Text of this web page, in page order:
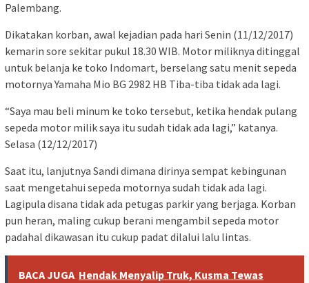
Palembang.
Dikatakan korban, awal kejadian pada hari Senin (11/12/2017)
kemarin sore sekitar pukul 18.30 WIB. Motor miliknya ditinggal
untuk belanja ke toko Indomart, berselang satu menit sepeda
motornya Yamaha Mio BG 2982 HB Tiba-tiba tidak ada lagi.
“Saya mau beli minum ke toko tersebut, ketika hendak pulang
sepeda motor milik saya itu sudah tidak ada lagi,” katanya.
Selasa (12/12/2017)
Saat itu, lanjutnya Sandi dimana dirinya sempat kebingunan
saat mengetahui sepeda motornya sudah tidak ada lagi.
Lagipula disana tidak ada petugas parkir yang berjaga. Korban
pun heran, maling cukup berani mengambil sepeda motor
padahal dikawasan itu cukup padat dilalui lalu lintas.
BACA JUGA Hendak Menyalip Truk, Kusma Tewas